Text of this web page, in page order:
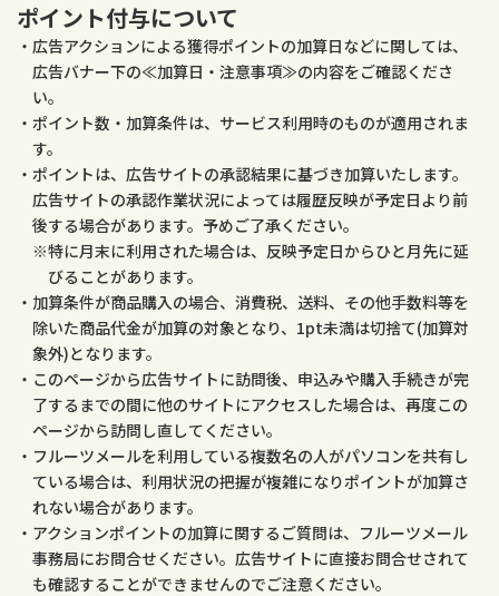
ポイント付与について
広告アクションによる獲得ポイントの加算日などに関しては、
広告バナー下の≪加算日・注意事項≫の内容をご確認くださ
い。
ポイント数・加算条件は、サービス利用時のものが適用されま
す。
ポイントは、広告サイトの承認結果に基づき加算いたします。
広告サイトの承認作業状況によっては履歴反映が予定日より前
後する場合があります。予めご了承ください。
特に月末に利用された場合は、反映予定日からひと月先に延
びることがあります。
加算条件が商品購入の場合、消費税、送料、その他手数料等を
除いた商品代金が加算の対象となり、1pt未満は切捨て(加算対
象外)となります。
このページから広告サイトに訪問後、申込みや購入手続きが完
了するまでの間に他のサイトにアクセスした場合は、再度この
ページから訪問し直してください。
フルーツメールを利用している複数名の人がパソコンを共有し
ている場合は、利用状況の把握が複雑になりポイントが加算さ
れない場合があります。
アクションポイントの加算に関するご質問は、フルーツメール
事務局にお問合せください。広告サイトに直接お問合せされて
も確認することができませんのでご注意ください。